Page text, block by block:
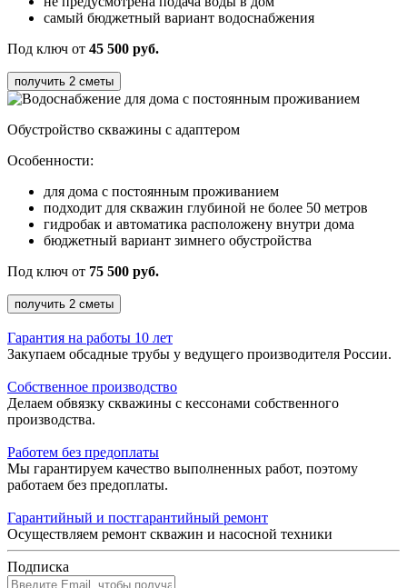
самый бюджетный вариант водоснабжения
Под ключ от 45 500 руб.
получить 2 сметы
Обустройство скважины с адаптером
Особенности:
для дома с постоянным проживанием
подходит для скважин глубиной не более 50 метров
гидробак и автоматика расположену внутри дома
бюджетный вариант зимнего обустройства
Под ключ от 75 500 руб.
получить 2 сметы
Гарантия на работы 10 лет
Закупаем обсадные трубы у ведущего производителя России.
Собственное производство
Делаем обвязку скважины с кессонами собственного
производства.
Работем без предоплаты
Мы гарантируем качество выполненных работ, поэтому
работаем без предоплаты.
Гарантийный и постгарантийный ремонт
Осуществляем ремонт скважин и насосной техники
Подписка